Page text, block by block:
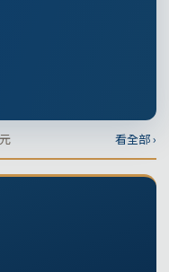
看全部 ›